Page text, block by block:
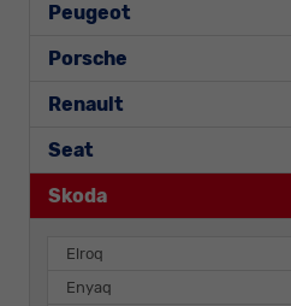
Peugeot
Porsche
Renault
Seat
Skoda
Elroq
Enyaq